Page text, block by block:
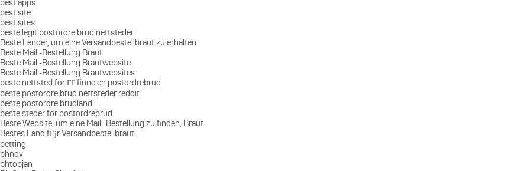
best apps
best site
best sites
beste legit postordre brud nettsteder
Beste Lender, um eine Versandbestellbraut zu erhalten
Beste Mail -Bestellung Braut
Beste Mail -Bestellung Brautwebsite
Beste Mail -Bestellung Brautwebsites
beste nettsted for ГҐ finne en postordrebrud
beste postordre brud nettsteder reddit
beste postordre brudland
beste steder for postordrebrud
Beste Website, um eine Mail -Bestellung zu finden, Braut
Bestes Land fГјr Versandbestellbraut
betting
bhnov
bhtopjan